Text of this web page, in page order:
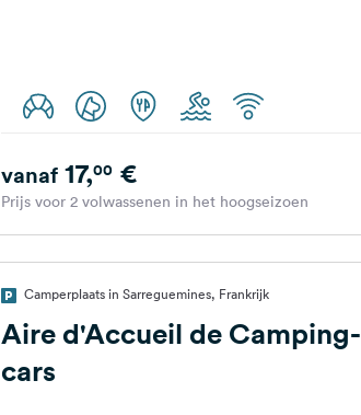
vanaf17,00€
Prijs voor 2 volwassenen in het hoogseizoen
Camperplaats in Sarreguemines, Frankrijk
Aire d'Accueil de Camping-
cars